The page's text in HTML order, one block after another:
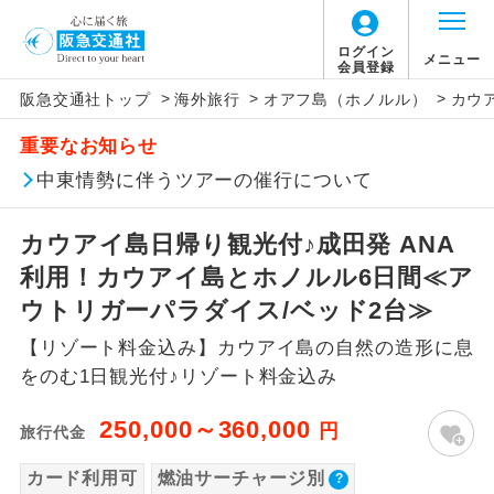
ログイン
会員登録
メニュー
阪急交通社トップ > 海外旅行 > オアフ島（ホノルル） > カウ
重要なお知らせ
中東情勢に伴うツアーの催行について
カウアイ島日帰り観光付♪成田発 ANA
利用！カウアイ島とホノルル6日間≪ア
ウトリガーパラダイス/ベッド2台≫
【リゾート料金込み】カウアイ島の自然の造形に息
をのむ1日観光付♪リゾート料金込み
旅行代金 250,000～360,000 円
カード利用可 燃油サーチャージ別
旅行代金に燃油サーチャージは含まれており
ません。別途お支払いが必要となります。
目安：73,600〜80,800円（2026/07/21現
在）
※上記の燃油サーチャージは変更になる場合
があります。
旅行代金に、以下の料金は含まれておりませ
ん。別途お支払が必要となります。
【日本国内空港施設使用料】
成田国際空港
大人（12歳以上）2,460円、子供（2歳以上12
歳未満）1,240円
【旅客保安サービス料】
大人（12歳以上）700円、子供（2歳以上12
歳未満）700円
このツアーは以下の出発地から追加代金でご参
加いただけます。
※リクエスト受付の場合、ご手配の可否は後日回答さ
せていただきます。
追加代金にて各地発着ありとは
なく、各地より下記追加代金にて飛行機や
ご同行者様が異なる発着地をご希望の場合
は、当社予約センターまで連絡ください。
アイコン 説明
添乗員同行
往路出発空港（駅）から復路到着空港
（駅）まで同行します。
現地係員同行
現地到着後、現地係員が同行しお世話い
たします。
バスガイド乗
バスガイドが乗務し、車内での観光案内
があります。
世界遺産
ユネスコに登録されている文化遺産や自
然遺産を訪ねるコースです。